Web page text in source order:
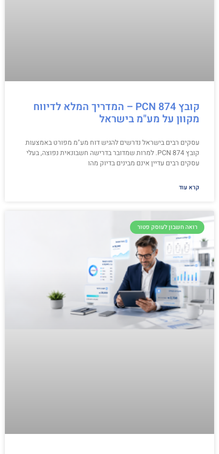
קובץ PCN 874 – המדריך המלא לדיווח
מקוון על מע"מ בישראל
עסקים רבים בישראל נדרשים להגיש דוח מע"מ מפורט באמצעות
קובץ PCN 874. למרות שמדובר בדרישה חשבונאית נפוצה, בעלי
עסקים רבים עדיין אינם מבינים בדיוק מהו
קרא עוד
רואה חשבון לעוסק פטור